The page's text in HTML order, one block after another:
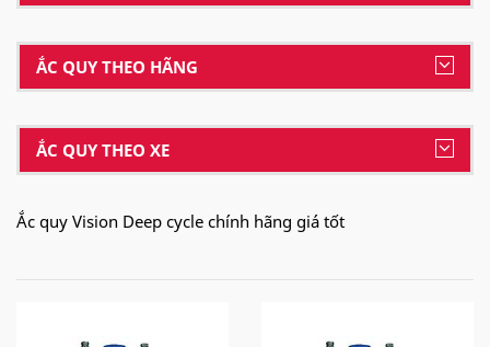
ẮC QUY THEO HÃNG
ẮC QUY THEO XE
Ắc quy Vision Deep cycle chính hãng giá tốt